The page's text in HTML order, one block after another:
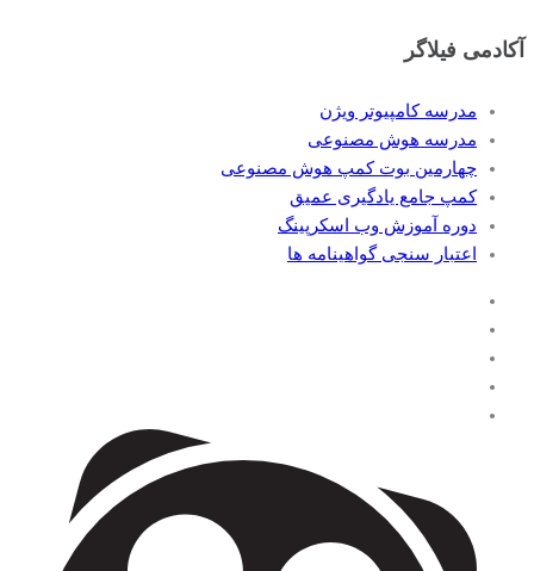
آکادمی فیلاگر
مدرسه کامپیوتر ویژن
مدرسه هوش مصنوعی
چهارمین بوت کمپ هوش مصنوعی
کمپ جامع یادگیری عمیق
دوره آموزش وب اسکرپینگ
اعتبار سنجی گواهینامه ها